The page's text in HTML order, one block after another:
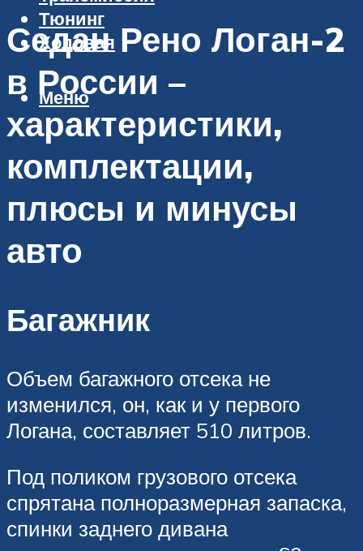
Тюнинг
Ходовая
Меню
Седан Рено Логан-2
в России –
характеристики,
комплектации,
плюсы и минусы
авто
Багажник
Объем багажного отсека не
изменился, он, как и у первого
Логана, составляет 510 литров.
Под поликом грузового отсека
спрятана полноразмерная запаска,
спинки заднего дивана